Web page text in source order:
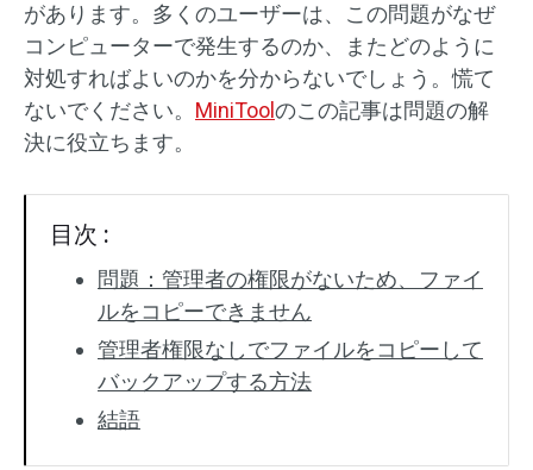
があります。多くのユーザーは、この問題がなぜ
コンピューターで発生するのか、またどのように
対処すればよいのかを分からないでしょう。慌て
ないでください。 MiniToolのこの記事は問題の解
決に役立ちます。
目次 :
問題：管理者の権限がないため、ファイ
ルをコピーできません
管理者権限なしでファイルをコピーして
バックアップする方法
結語